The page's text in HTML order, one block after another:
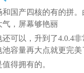
国产四核的有的拼
，屏幕够艳丽
可以，升到了4.0.4
容量再大点就更完美
得拥有的。